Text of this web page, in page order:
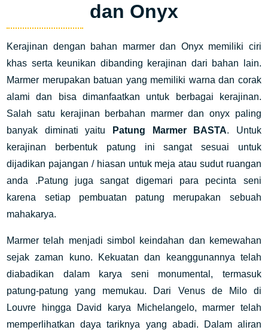
dan Onyx
Kerajinan dengan bahan marmer dan Onyx memiliki ciri
khas serta keunikan dibanding kerajinan dari bahan lain.
Marmer merupakan batuan yang memiliki warna dan corak
alami dan bisa dimanfaatkan untuk berbagai kerajinan.
Salah satu kerajinan berbahan marmer dan onyx paling
banyak diminati yaitu
Patung Marmer BASTA. Untuk
kerajinan berbentuk patung ini sangat sesuai untuk
dijadikan pajangan / hiasan untuk meja atau sudut ruangan
anda .Patung juga sangat digemari para pecinta seni
karena setiap pembuatan patung merupakan sebuah
mahakarya.
Marmer telah menjadi simbol keindahan dan kemewahan
sejak zaman kuno. Kekuatan dan keanggunannya telah
diabadikan dalam karya seni monumental, termasuk
patung-patung yang memukau. Dari Venus de Milo di
Louvre hingga David karya Michelangelo, marmer telah
memperlihatkan daya tariknya yang abadi. Dalam aliran